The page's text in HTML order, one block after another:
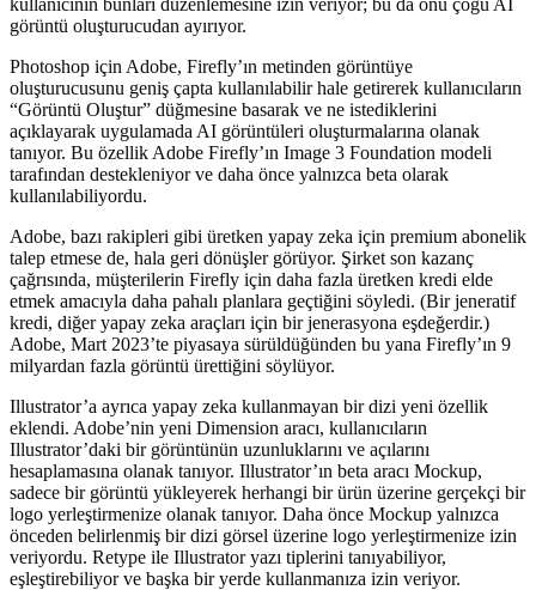
görüntü oluşturucudan ayırıyor.
Photoshop için Adobe, Firefly’ın metinden görüntüye
oluşturucusunu geniş çapta kullanılabilir hale getirerek kullanıcıların
“Görüntü Oluştur” düğmesine basarak ve ne istediklerini
açıklayarak uygulamada AI görüntüleri oluşturmalarına olanak
tanıyor. Bu özellik Adobe Firefly’ın Image 3 Foundation modeli
tarafından destekleniyor ve daha önce yalnızca beta olarak
kullanılabiliyordu.
Adobe, bazı rakipleri gibi üretken yapay zeka için premium abonelik
talep etmese de, hala geri dönüşler görüyor. Şirket son kazanç
çağrısında, müşterilerin Firefly için daha fazla üretken kredi elde
etmek amacıyla daha pahalı planlara geçtiğini söyledi. (Bir jeneratif
kredi, diğer yapay zeka araçları için bir jenerasyona eşdeğerdir.)
Adobe, Mart 2023’te piyasaya sürüldüğünden bu yana Firefly’ın 9
milyardan fazla görüntü ürettiğini söylüyor.
Illustrator’a ayrıca yapay zeka kullanmayan bir dizi yeni özellik
eklendi. Adobe’nin yeni Dimension aracı, kullanıcıların
Illustrator’daki bir görüntünün uzunluklarını ve açılarını
hesaplamasına olanak tanıyor. Illustrator’ın beta aracı Mockup,
sadece bir görüntü yükleyerek herhangi bir ürün üzerine gerçekçi bir
logo yerleştirmenize olanak tanıyor. Daha önce Mockup yalnızca
önceden belirlenmiş bir dizi görsel üzerine logo yerleştirmenize izin
veriyordu. Retype ile Illustrator yazı tiplerini tanıyabiliyor,
eşleştirebiliyor ve başka bir yerde kullanmanıza izin veriyor.